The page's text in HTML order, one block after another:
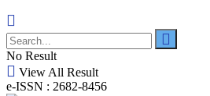
No Result
View All Result
e-ISSN : 2682-8456